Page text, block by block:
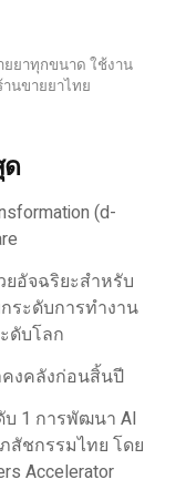
ยยาทุกขนาด ใช้งาน
นขายยาไทย
(d-
ยอัจฉริยะสำหรับ
กระดับการทำงาน
ดับโลก
งคลังก่อนสิ้นปี
บ 1 การพัฒนา AI
สัชกรรมไทย โดย
Accelerator